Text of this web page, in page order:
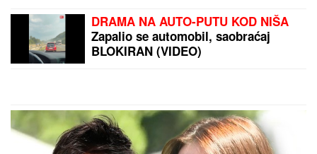
NE POSTOJI
ZEMLjA U KOJOJ NISAM NASTUPAO,
ALI U LUTRAKIJU PRVI PUT: Boban Rajović usred
nastupa pozvao kolegu Aca Pejovića (FOTO)
PREPORUKA ZA VAS